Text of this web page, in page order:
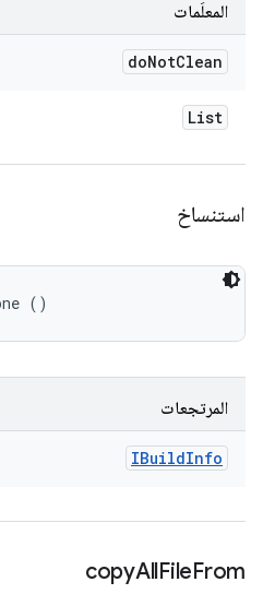
المعلَمات
doNotClean
List
استنساخ
()
المرتجعات
IBuildInfo
copyAllFileFrom